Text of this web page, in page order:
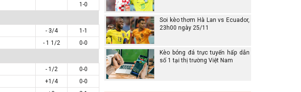
1-0
- 3/4
1-1
- 1 1/2
0-0
- 1/2
0-0
+1/4
0-0
Soi kèo thơm Hà Lan vs Ecuador,
23h00 ngày 25/11
Kèo bóng đá trực tuyến hấp dẫn
số 1 tại thị trường Việt Nam